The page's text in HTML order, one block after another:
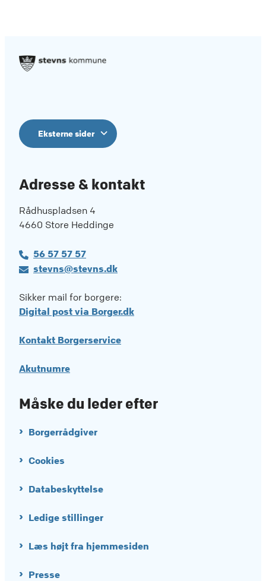
Eksterne sider
Adresse & kontakt
Rådhuspladsen 4
4660 Store Heddinge
56 57 57 57
stevns@stevns.dk
Sikker mail for borgere:
Digital post via Borger.dk
Kontakt Borgerservice
Akutnumre
Måske du leder efter
Borgerrådgiver
Cookies
Databeskyttelse
Ledige stillinger
Læs højt fra hjemmesiden
Presse